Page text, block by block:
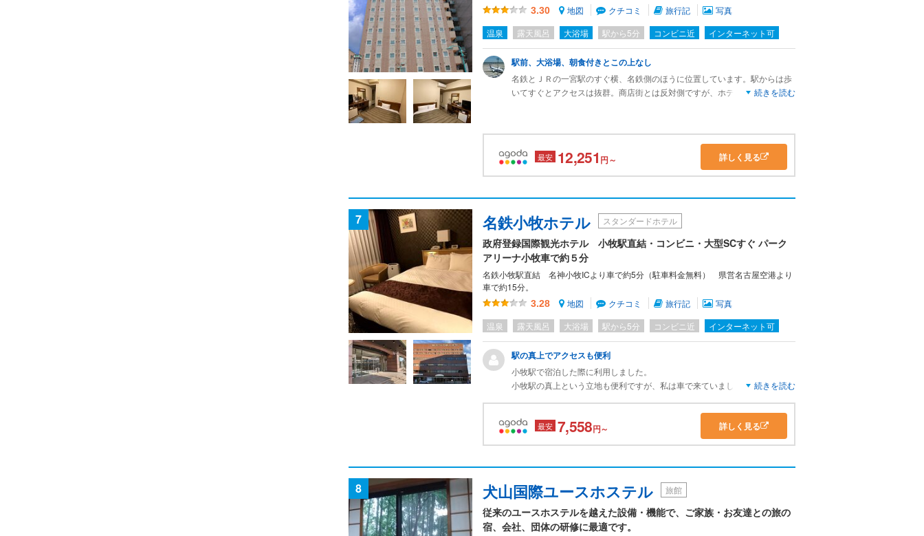
3.30 地図 クチコミ 旅行記
写真
温泉
露天風呂 大浴場 駅から5分 コンビニ近 インターネット可
駅前、大浴場、朝食付きとこの上なし
名鉄とＪＲの一宮駅のすぐ横、名鉄側のほうに位置しています。駅からは歩
いてすぐとアクセスは抜群。商店街とは反対側ですが、ホテルの近くにコン
ルになっており、期待していた以上にベッドが大きくて快適でした。部屋も
わりと広めのつくりになっていて、ゆとりがありました。清潔感もしっかり
と整えられています。
部屋にもバスルームがありますが、大浴場があるのが嬉しいです。こちらも
朝食もついており、和洋どちらもあるバイキング形式になっています。和食
のおかずが充実していて、朝からたっぷり、おいしくいただきました。
駅前で朝食と大浴場もついていて、この上ないです。名古屋駅からは電車で
15分くらいですし、名古屋市内でもアクセスが微妙なホテルよりはこちらの
ほうが便利ですし、割安だと思います。そうした点でも穴場、おすすめでき
るホテルです。
続きを読む
最安 12,251 円～ 詳しく見る
7 名鉄小牧ホテル スタンダードホテル
政府登録国際観光ホテル 小牧駅直結・コンビニ・大型SCすぐ パーク
アリーナ小牧車で約５分
名鉄小牧駅直結 名神小牧ICより車で約5分（駐車料金無料） 県営名古屋空港より
車で約15分。
3.28 地図 クチコミ 旅行記
写真
温泉
露天風呂 大浴場 駅から5分 コンビニ近 インターネット可
駅の真上でアクセスも便利
小牧駅で宿泊した際に利用しました。
小牧駅の真上という立地も便利ですが、私は車で来ていましたが駅に直結し
ホテル自体は昔からありますが、フロントや廊下などリニューアルされて、
高級感のある内装でお部屋も同様に広くてきれいなお部屋でした。
ごせてリフレッシュできました。
宿泊プランに朝食もついており、ホテル内にあるカフェで朝食バイキングが
食べられるサービスもあり、お得に宿泊できました。
続きを読む
最安 7,558円～ 詳しく見る
8 犬山国際ユースホステル 旅館
従来のユースホステルを越えた設備・機能で、ご家族・お友達との旅の
宿、会社、団体の研修に最適です。